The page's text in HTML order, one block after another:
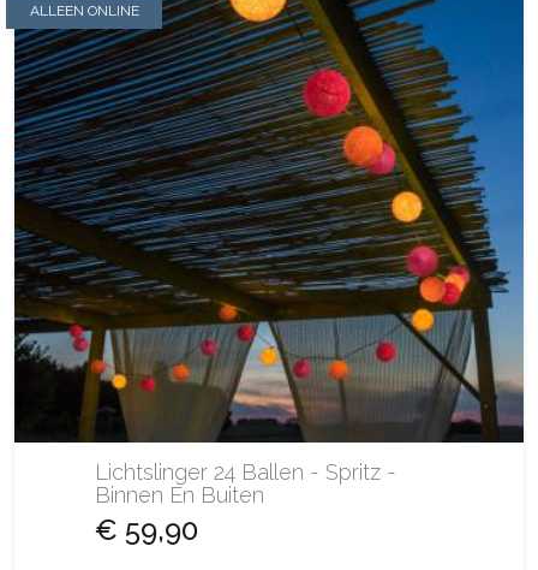
ALLEEN ONLINE
Lichtslinger 24 Ballen - Spritz -
Binnen En Buiten
€ 59,90